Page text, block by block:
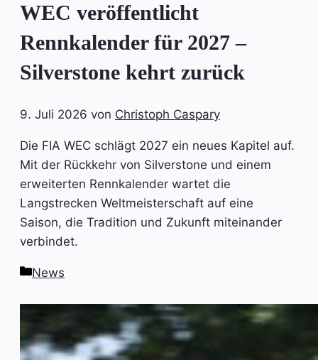
WEC veröffentlicht
Rennkalender für 2027 –
Silverstone kehrt zurück
9. Juli 2026 von Christoph Caspary
Die FIA WEC schlägt 2027 ein neues Kapitel auf.
Mit der Rückkehr von Silverstone und einem
erweiterten Rennkalender wartet die
Langstrecken Weltmeisterschaft auf eine
Saison, die Tradition und Zukunft miteinander
verbindet.
Kategorien
News